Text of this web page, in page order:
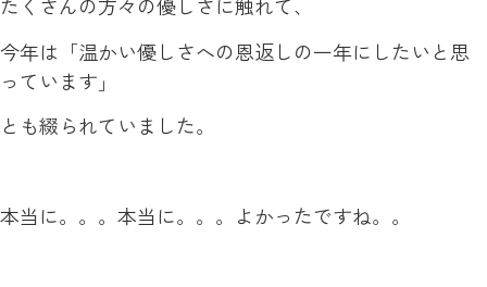
たくさんの方々の優しさに触れて、
今年は「温かい優しさへの恩返しの一年にしたいと思
っています」
とも綴られていました。
本当に。。。本当に。。。よかったですね。。